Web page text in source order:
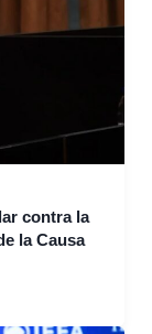
contra la
la Causa